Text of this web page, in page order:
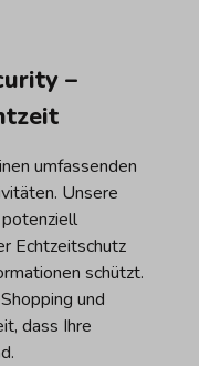
–
umfassenden
Unsere
Echtzeitschutz
schützt.
und
dass Ihre